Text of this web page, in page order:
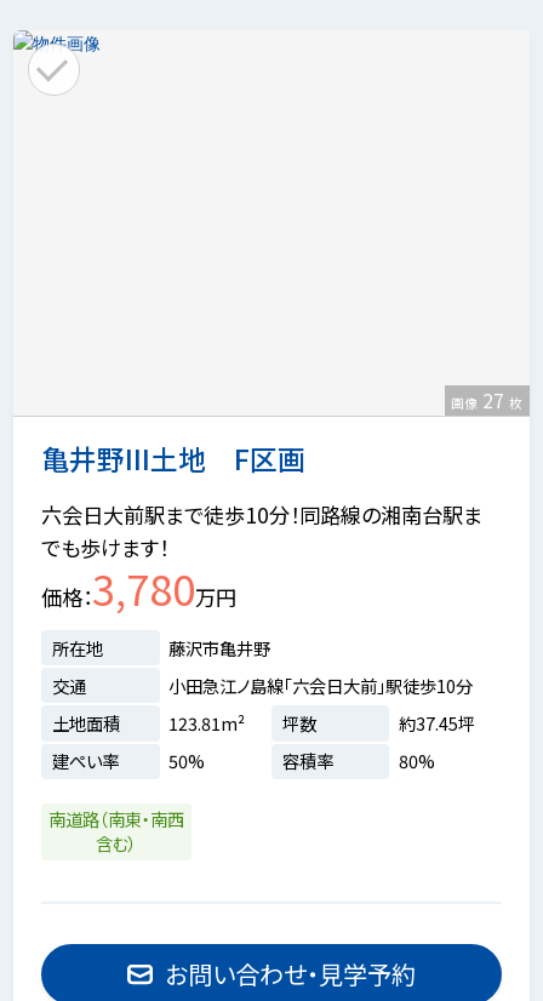
亀井野III土地 F区画
画像 27 枚
六会日大前駅まで徒歩10分！同路線の湘南台駅ま
でも歩けます！
価格 3,780万円
所在地
藤沢市亀井野
交通
小田急江ノ島線「六会日大前」駅徒歩10分
土地面積
123.81m² 坪数
約37.45坪
建ぺい率
50% 容積率 80%
南道路（南東・南西
含む）
お問い合わせ・見学予約